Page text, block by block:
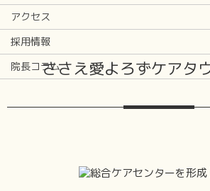
アクセス
採用情報
院長コラムささえ愛よろずケアタ